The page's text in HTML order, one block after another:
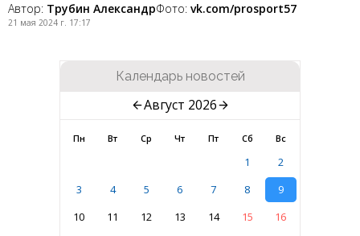
Автор: Трубин АлександрФото: vk.com/prosport57
21 мая 2024 г. 17:17
Календарь новостей
Август 2026
Пн Вт Ср Чт Пт Сб Вс
1
2
3
4 5 6 7 8
9
10
11 12 13 14 15
16